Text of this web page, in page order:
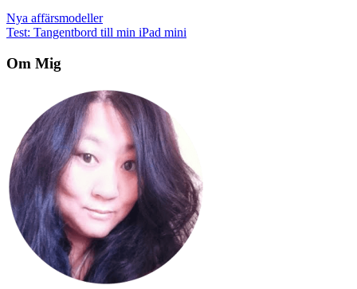
Inläggsnavigering
Nya affärsmodeller
Test: Tangentbord till min iPad mini
Om Mig